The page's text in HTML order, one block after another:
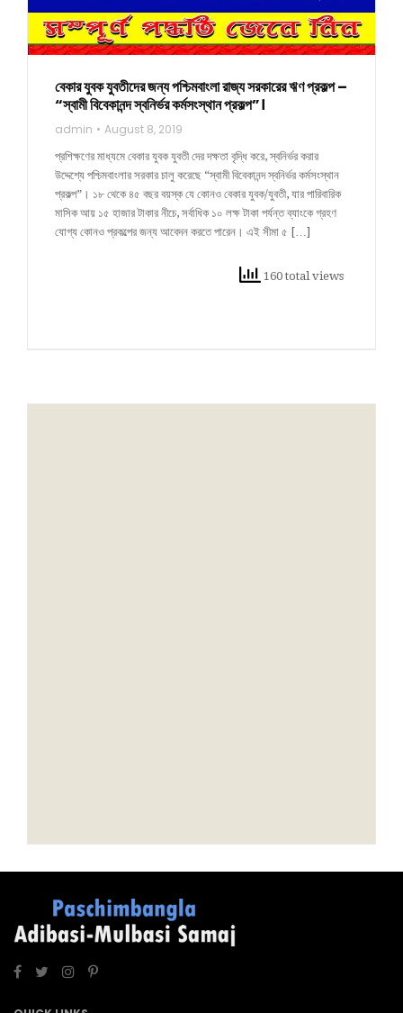
বেকার যুবক যুবতীদের জন্য পশ্চিমবাংলা রাজ্য সরকারের ঋণ প্রকল্প –
“স্বামী বিবেকানন্দ স্বনির্ভর কর্মসংস্থান প্রকল্প”।
admin August 8, 2019
প্রশিক্ষণের মাধ্যমে বেকার যুবক যুবতী দের দক্ষতা বৃদ্ধি করে, স্বনির্ভর করার
উদ্দেশ্যে পশ্চিমবাংলার সরকার চালু করেছে “স্বামী বিবেকানন্দ স্বনির্ভর কর্মসংস্থান
প্রকল্প”। ১৮ থেকে ৪৫ বছর বয়স্ক যে কোনও বেকার যুবক/যুবতী, যার পারিবারিক
মাসিক আয় ১৫ হাজার টাকার নীচে, সর্বাধিক ১০ লক্ষ টাকা পর্যন্ত ব্যাংকে গ্রহণ
যোগ্য কোনও প্রকল্পের জন্য আবেদন করতে পারেন। এই সীমা ৫ […]
160 total views